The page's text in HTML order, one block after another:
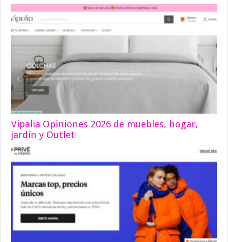
Vipalia Opiniones 2026 de muebles, hogar,
jardín y Outlet